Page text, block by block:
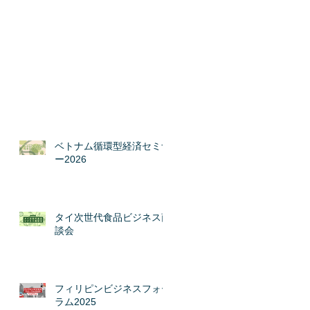
ベトナム循環型経済セミナ
ー2026
タイ次世代食品ビジネス商
談会
フィリピンビジネスフォー
ラム2025